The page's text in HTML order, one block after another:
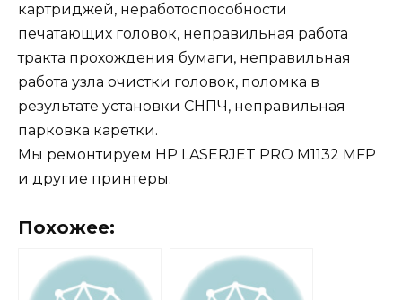
картриджей, неработоспособности
печатающих головок, неправильная работа
тракта прохождения бумаги, неправильная
работа узла очистки головок, поломка в
результате установки СНПЧ, неправильная
парковка каретки.
Мы ремонтируем HP LASERJET PRO M1132 MFP
и другие принтеры.
Похожее: